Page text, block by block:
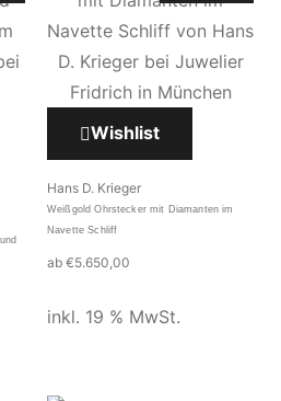
Wishlist
Hans D. Krieger
Weißgold Ohrstecker mit Diamanten im
Navette Schliff
ab €5.650,00
inkl. 19 % MwSt.